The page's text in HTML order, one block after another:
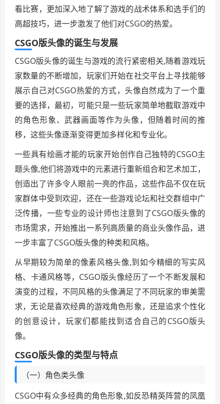
看比赛，更加深入地了解了游戏的战术体系和选手们的
高超技巧，进一步激发了他们对CSGO的热爱。
CSGO版头像的诞生与发展
CSGO版头像的诞生与游戏的流行紧密相关,随着游戏玩
家数量的不断增加，玩家们开始在社交平台上寻找能够
展示自己对CSGO热爱的方式，头像自然成为了一个重
要的选择，最初，可能只是一些玩家简单地截取游戏中
的角色形象、武器画面等作为头像，但随着时间的推
移，这些头像逐渐变得更加多样化和专业化。
一些具有绘画才能的玩家开始创作自己独特的CSGO主
题头像,他们将游戏中的元素进行重新组合和艺术加工，
创造出了许多令人眼前一亮的作品，这些作品不仅在玩
家群体中受到欢迎，还在一些游戏论坛和社交群组中广
泛传播，一些专业的设计师也注意到了CSGO版头像的
市场需求，开始推出一系列高质量的商业头像作品，进
一步丰富了CSGO版头像的种类和风格。
从早期较为简单的像素风格头像,到如今精细的写实风
格、卡通风格等，CSGO版头像经历了一个不断发展和
演变的过程，不同风格的头像满足了不同玩家的审美需
求，无论是喜欢经典的游戏角色形象，还是追求个性化
的创意设计，玩家们都能找到适合自己的CSGO版头
像。
CSGO版头像的类型与特点
（一）角色类头像
CSGO中有众多经典的角色形象,如反恐精英阵营的凤凰